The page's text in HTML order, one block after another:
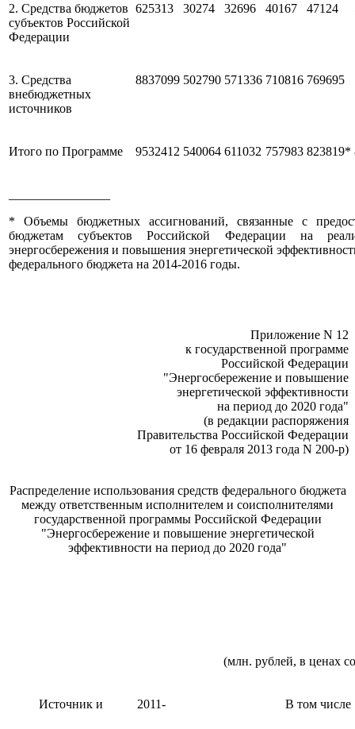
2. Средства бюджетов
субъектов Российской
Федерации
625313 30274 32696 40167 47124
3. Средства
внебюджетных
источников
8837099 502790 571336 710816 769695
Итого по Программе 9532412 540064 611032 757983 823819*
* Объемы бюджетных ассигнований, связанные с
бюджетам субъектов Российской Федерации на
энергосбережения и повышения энергетической
федерального бюджета на 2014-2016 годы.
Приложение N 12
к государственной программе
Российской Федерации
"Энергосбережение и повышение
энергетической эффективности
на период до 2020 года"
(в редакции распоряжения
Правительства Российской Федерации
от 16 февраля 2013 года N 200-р)
Распределение использования средств федерального бюджета
между ответственным исполнителем и соисполнителями
государственной программы Российской Федерации
"Энергосбережение и повышение энергетической
эффективности на период до 2020 года"
(млн. рублей, в ценах
Источник и 2011- В том числе